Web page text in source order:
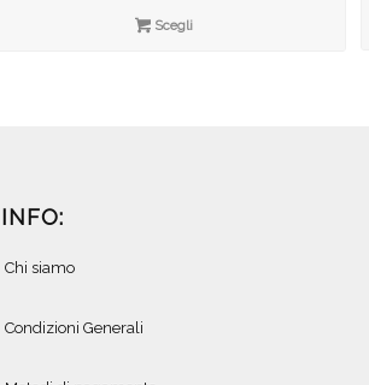
da
Scegli
INFO:
Chi siamo
Condizioni Generali